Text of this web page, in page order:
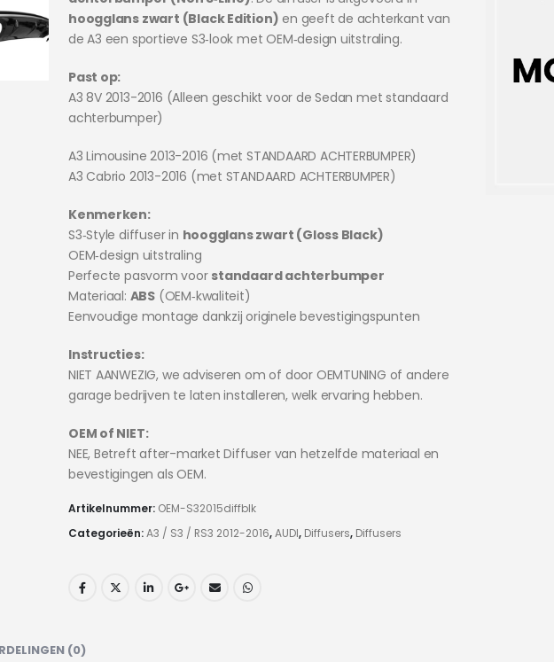
hoogglans zwart (Black Edition) en geeft de achterkant van
de A3 een sportieve S3‑look met OEM‑design uitstraling.
Past op:
A3 8V 2013-2016 (Alleen geschikt voor de Sedan met standaard
achterbumper)
A3 Limousine 2013-2016 (met STANDAARD ACHTERBUMPER)
A3 Cabrio 2013-2016 (met STANDAARD ACHTERBUMPER)
Kenmerken:
S3‑Style diffuser in hoogglans zwart (Gloss Black)
OEM‑design uitstraling
Perfecte pasvorm voor standaard achterbumper
Materiaal: ABS (OEM‑kwaliteit)
Eenvoudige montage dankzij originele bevestigingspunten
Instructies:
NIET AANWEZIG, we adviseren om of door OEMTUNING of andere
garage bedrijven te laten installeren, welk ervaring hebben.
OEM of NIET:
NEE, Betreft after-market Diffuser van hetzelfde materiaal en
bevestigingen als OEM.
Artikelnummer: OEM-S32015diffblk
Categorieën:A3 / S3 / RS3 2012-2016,AUDI, Diffusers, Diffusers
(0)